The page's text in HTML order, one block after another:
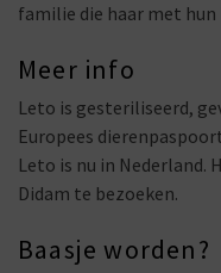
familie die haar met
Meer info
Leto is gesteriliseerd,
Europees
Leto is nu in Nederland.
Didam te bezoeken.
Baasje worden?